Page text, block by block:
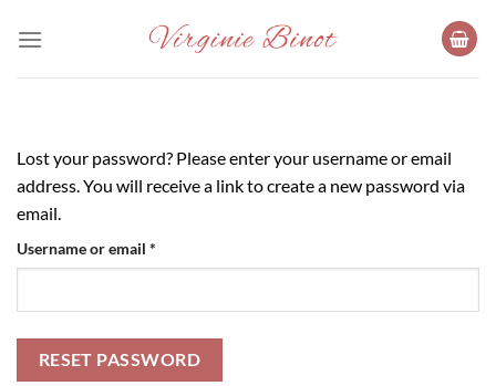
Lost your password? Please enter your username or email
address. You will receive a link to create a new password via
email.
Username or email *
RESET PASSWORD